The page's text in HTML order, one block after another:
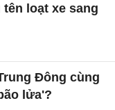
loạt xe sang
Đông cùng
lửa'?